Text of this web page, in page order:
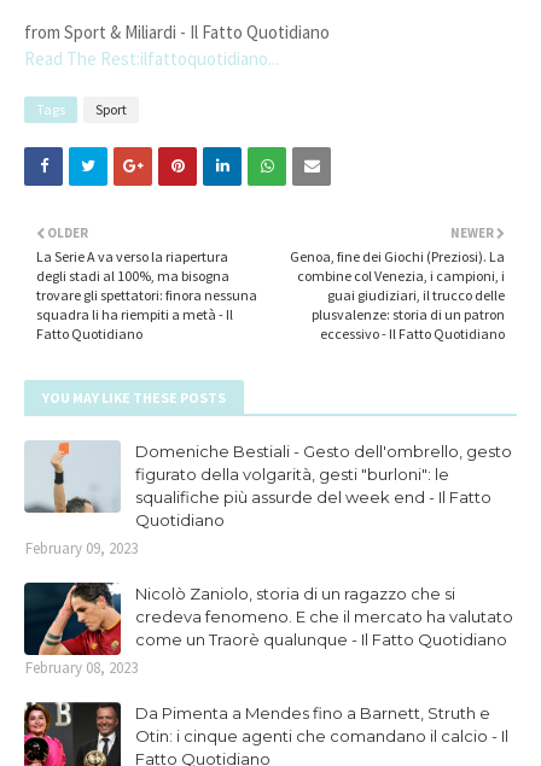
from Sport & Miliardi - Il Fatto Quotidiano
Read The Rest:ilfattoquotidiano...
Tags Sport
NEWER
Genoa, fine dei Giochi (Preziosi). La
combine col Venezia, i campioni, i
guai giudiziari, il trucco delle
plusvalenze: storia di un patron
eccessivo - Il Fatto Quotidiano
OLDER
La Serie A va verso la riapertura
degli stadi al 100%, ma bisogna
trovare gli spettatori: finora nessuna
squadra li ha riempiti a metà - Il
Fatto Quotidiano
YOU MAY LIKE THESE POSTS
Domeniche Bestiali - Gesto dell'ombrello, gesto
figurato della volgarità, gesti "burloni": le
squalifiche più assurde del week end - Il Fatto
Quotidiano
February 09, 2023
Nicolò Zaniolo, storia di un ragazzo che si
credeva fenomeno. E che il mercato ha valutato
come un Traorè qualunque - Il Fatto Quotidiano
February 08, 2023
Da Pimenta a Mendes fino a Barnett, Struth e
Otin: i cinque agenti che comandano il calcio - Il
Fatto Quotidiano